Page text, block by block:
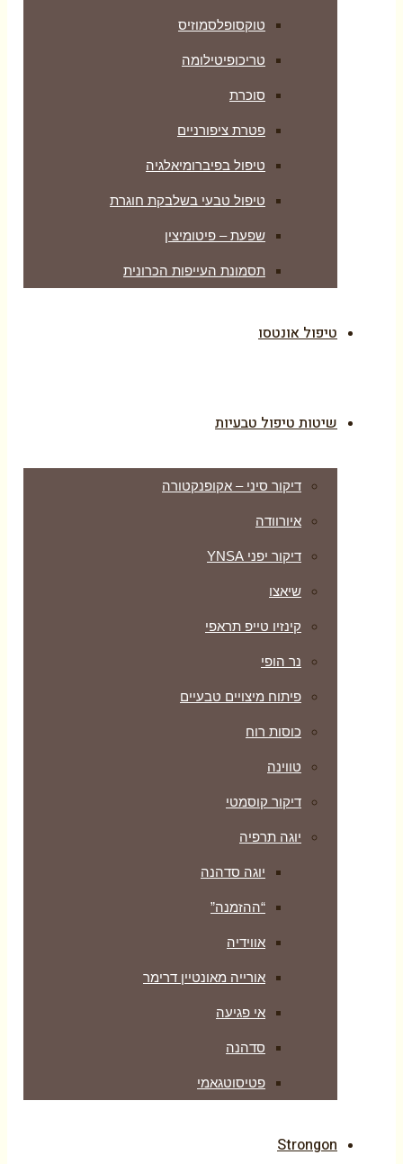
טוקסופלסמוזיס
טריכופיטילומה
סוכרת
פטרת ציפורניים
טיפול בפיברומיאלגיה
טיפול טבעי בשלבקת חוגרת
שפעת – פיטומיצין
תסמונת העייפות הכרונית
טיפול אונטסו
שיטות טיפול טבעיות
דיקור סיני – אקופנקטורה
איורוודה
דיקור יפני YNSA
שיאצו
קינזיו טייפ תראפי
נר הופי
פיתוח מיצויים טבעיים
כוסות רוח
טווינה
דיקור קוסמטי
יוגה תרפיה
יוגה סדהנה
“ההזמנה”
אווידיה
אורייה מאונטיין דרימר
אי פגיעה
סדהנה
פטיסוטגאמי
Strongon